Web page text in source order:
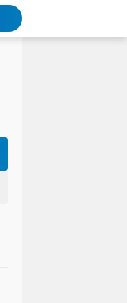
Diduga Telah Menghina Wartwan